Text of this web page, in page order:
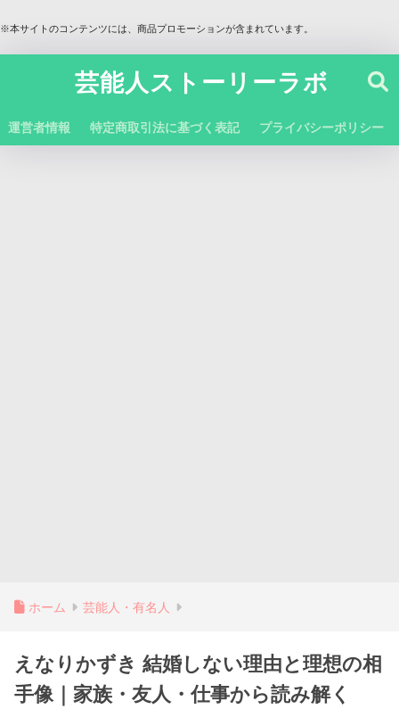
※本サイトのコンテンツには、商品プロモーションが含まれています。
芸能人ストーリーラボ
運営者情報 特定商取引法に基づく表記 プライバシーポリシー
ホーム 芸能人・有名人
えなりかずき 結婚しない理由と理想の相
手像｜家族・友人・仕事から読み解く